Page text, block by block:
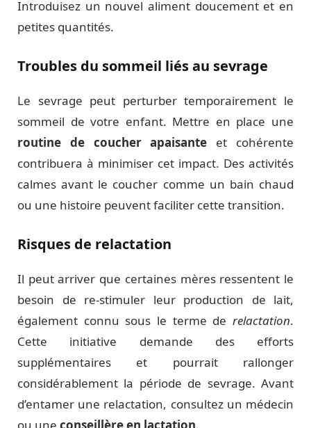
Introduisez un nouvel aliment doucement et en
petites quantités.
Troubles du sommeil liés au sevrage
Le sevrage peut perturber temporairement le
sommeil de votre enfant. Mettre en place une
routine de coucher apaisante et cohérente
contribuera à minimiser cet impact. Des activités
calmes avant le coucher comme un bain chaud
ou une histoire peuvent faciliter cette transition.
Risques de relactation
Il peut arriver que certaines mères ressentent le
besoin de re-stimuler leur production de lait,
également connu sous le terme de relactation.
Cette initiative demande des efforts
supplémentaires et pourrait rallonger
considérablement la période de sevrage. Avant
d’entamer une relactation, consultez un médecin
ou une conseillère en lactation.